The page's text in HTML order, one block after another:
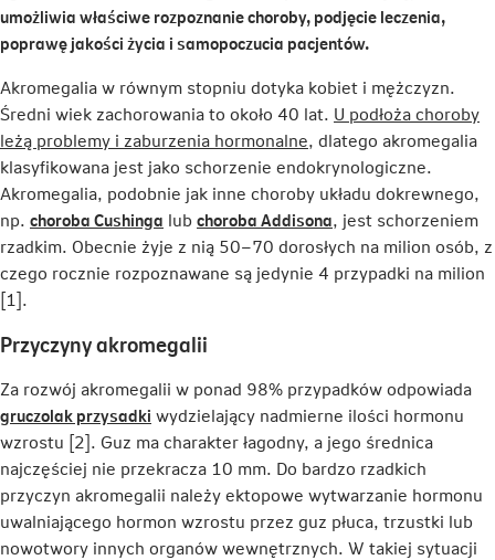
umożliwia właściwe rozpoznanie choroby, podjęcie leczenia,
poprawę jakości życia i samopoczucia pacjentów.
Akromegalia w równym stopniu dotyka kobiet i mężczyzn.
Średni wiek zachorowania to około 40 lat. U podłoża choroby
leżą problemy i zaburzenia hormonalne, dlatego akromegalia
klasyfikowana jest jako schorzenie endokrynologiczne.
Akromegalia, podobnie jak inne choroby układu dokrewnego,
np. choroba Cushinga Link
otwiera
się
karcie
lub choroba Addisona Link
otwiera
się
, jest schorzeniem
rzadkim. Obecnie żyje z nią 50–70 dorosłych na milion osób, z
czego rocznie rozpoznawane są jedynie 4 przypadki na milion
[1].
Przyczyny akromegalii
Za rozwój akromegalii w ponad 98% przypadków odpowiada
gruczolak przysadki Link
otwiera
się
w
nowej
karcie
wydzielający nadmierne ilości hormonu
wzrostu [2]. Guz ma charakter łagodny, a jego średnica
najczęściej nie przekracza 10 mm. Do bardzo rzadkich
przyczyn akromegalii należy ektopowe wytwarzanie hormonu
uwalniającego hormon wzrostu przez guz płuca, trzustki lub
nowotwory innych organów wewnętrznych. W takiej sytuacji